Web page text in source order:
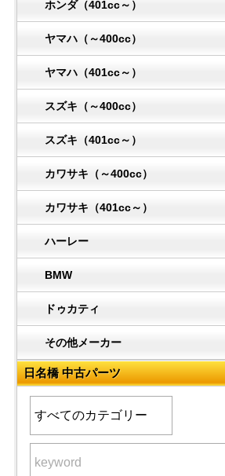
ホンダ（401cc～）
ヤマハ（～400cc）
ヤマハ（401cc～）
スズキ（～400cc）
スズキ（401cc～）
カワサキ（～400cc）
カワサキ（401cc～）
ハーレー
BMW
ドゥカティ
その他メーカー
日名橋 中古パーツ